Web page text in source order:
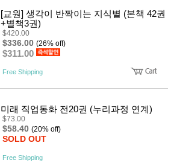
[교원] 생각이 반짝이는 지식별 (본책 42권
+별책3권)
$420.00
$336.00 (26% off)
$311.00
Free Shipping
미래 직업동화 전20권 (누리과정 연계)
$73.00
$58.40 (20% off)
SOLD OUT
Free Shipping